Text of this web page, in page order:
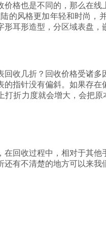
格也是不同的，那么在
的风格更加年轻和时尚
耳形造型，分区域表盘
收几折？回收价格受诸
指针没有偏斜。如果存
折力度就会增大，会把
回收过程中，相对于其
有不清楚的地方可以来我